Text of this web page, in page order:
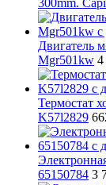
Двигатель
Mgr501kw 4
Термостат
K57l2829
65150784 3